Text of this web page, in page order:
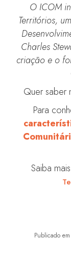
O ICOM
Territórios,
Charles
criação e o
Quer saber
Para
Saiba
Publicado em